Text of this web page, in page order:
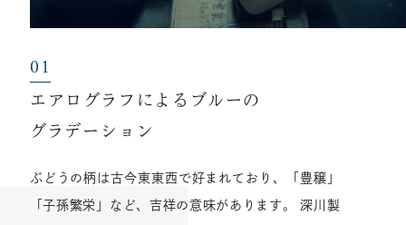
エアログラフによるブルーの
グラデーション
ぶどうの柄は古今東東西で好まれており、「豊穣」
「子孫繁栄」など、吉祥の意味があります。 深川製